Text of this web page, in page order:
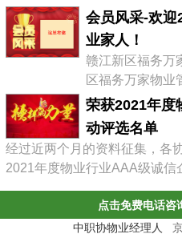
人分会第二届会员大会暨物业
全国物业协会、物业公司的
会长继续连任会长，会议通过
法》，并选举出了第二届分会
长及名誉会长。 李占军连任...
会员风采-欢迎
业家人！
赣江新区福务
区福务万家物业
03月08日，属
子公司，目前在
物业管理，文化
理服务，园区管
停车场管理服务
施管理服务，酒
务，会议及展览
荣获2021年度
动评选名单
经过近两个月的资料征集，各
2021年度物业行业AAA级诚
85名；2021年度物业行业优
最具员工幸福感企业43家；
点击免费电话
中职协物业经理人